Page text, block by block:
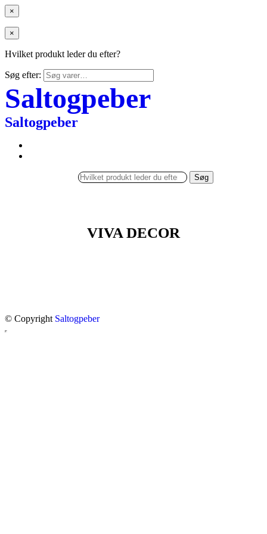
×
×
Hvilket produkt leder du efter?
Søg efter:
Saltogpeber
Saltogpeber
Søg
VIVA DECOR
© Copyright Saltogpeber